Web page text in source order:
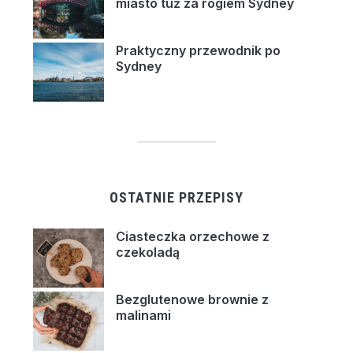
miasto tuż za rogiem Sydney
Praktyczny przewodnik po
Sydney
OSTATNIE PRZEPISY
Ciasteczka orzechowe z
czekoladą
Bezglutenowe brownie z
malinami